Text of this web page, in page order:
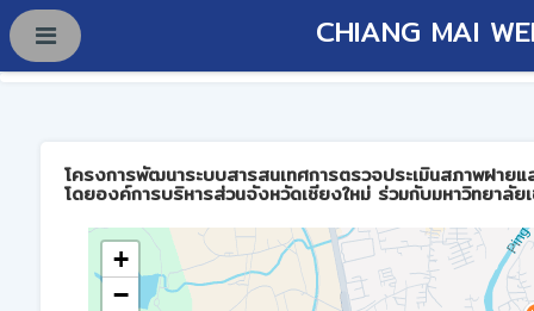
CHIANG MAI
โครงการพัฒนาระบบสารสนเทศการตรวจประเมินสภาพฝาย
โดยองค์การบริหารส่วนจังหวัดเชียงใหม่ ร่วมกับมหาวิทยาลัย
+
−